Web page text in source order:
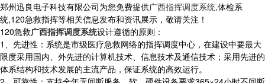
郑州迅良电子科技有限公司为您免费提供广西指挥调度系统,体检系
统,120急救指挥等相关信息发布和资讯展示，敬请关注！
120急救广西指挥调度系统设计遵循的原则：
1、先进性：系统是市级医疗急救网络的指挥调度中心，在建设中要最大
限度采用国内、外先进的计算机技术、信息技术及通信技术；采用先进的
体系结构和技术发展的主流产品，保证系统的高效运行。